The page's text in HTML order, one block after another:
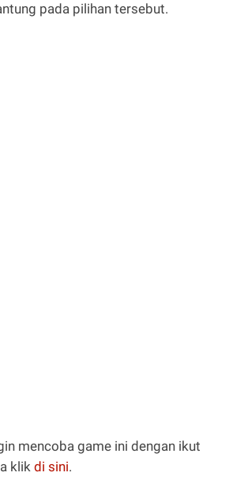
pada pilihan tersebut.
mencoba game ini dengan ikut
klik di sini.